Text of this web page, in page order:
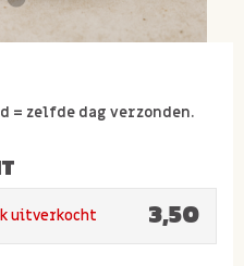
= zelfde dag verzonden.
uitverkocht 3,50